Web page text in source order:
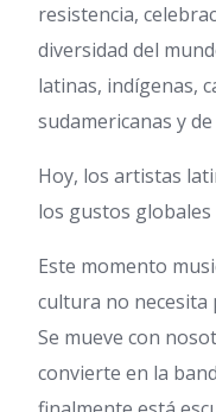
resistencia,
diversidad del
latinas, indígenas,
sudamericanas y
Hoy, los artistas
los gustos
Este momento
cultura no
Se mueve con
convierte en la